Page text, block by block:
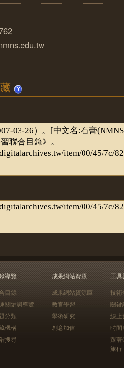
藏
導覽
目錄
關鍵詞導覽
分類
機構
搜尋
成果網站資源
成果網站資源庫
教育學習
學術研究
創意加值
工具
技術
關鍵
線上
時間
跟
旅行